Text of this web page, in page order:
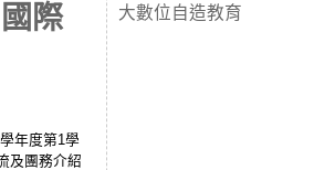
際
年度第1學
及團務介紹
大數位自造教育